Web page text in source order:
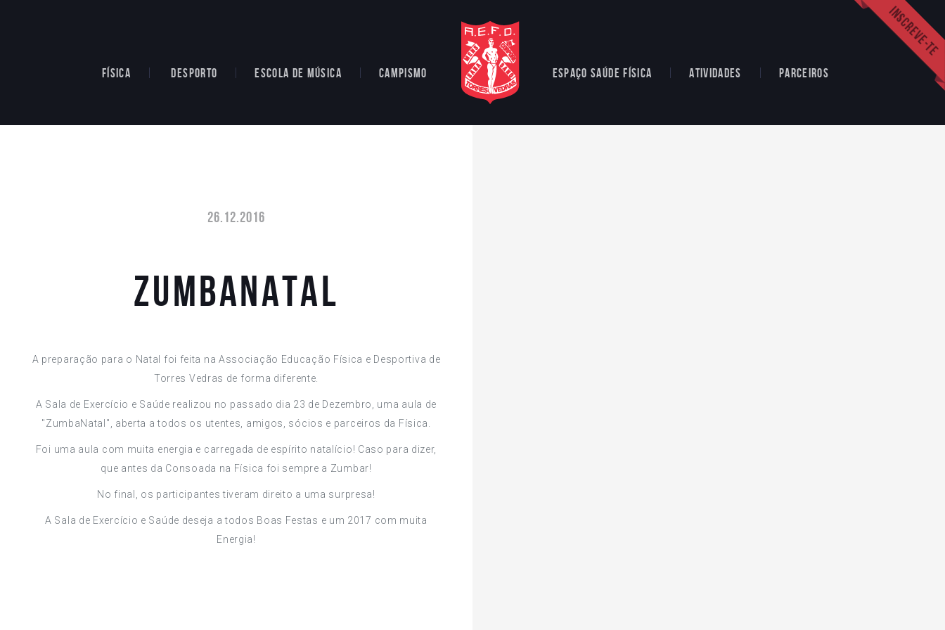
FÍSICA DESPORTO ESCOLA DE MÚSICA CAMPISMO ESPAÇO SAÚDE FÍSICA ATIVIDADES PARCEIROS
26.12.2016
ZUMBANATAL
A preparação para o Natal foi feita na Associação Educação Física e Desportiva de
Torres Vedras de forma diferente.
A Sala de Exercício e Saúde realizou no passado dia 23 de Dezembro, uma aula de
"ZumbaNatal", aberta a todos os utentes, amigos, sócios e parceiros da Física.
Foi uma aula com muita energia e carregada de espírito natalício! Caso para dizer,
que antes da Consoada na Física foi sempre a Zumbar!
No final, os participantes tiveram direito a uma surpresa!
A Sala de Exercício e Saúde deseja a todos Boas Festas e um 2017 com muita
Energia!